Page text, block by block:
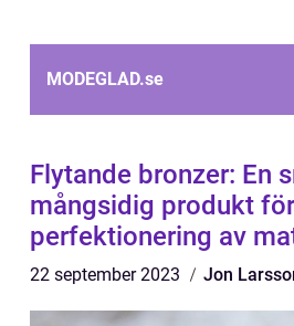
MODEGLAD.se
Flytande bronzer: En
mångsidig produkt för
perfektionering av
22 september 2023 Jon